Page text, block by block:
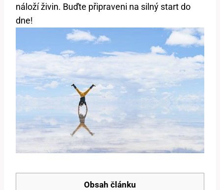
náloží živin. Buďte připraveni na silný start do
dne!
Obsah článku